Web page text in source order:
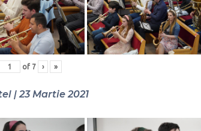
of 7 › »
| 23 Martie 2021